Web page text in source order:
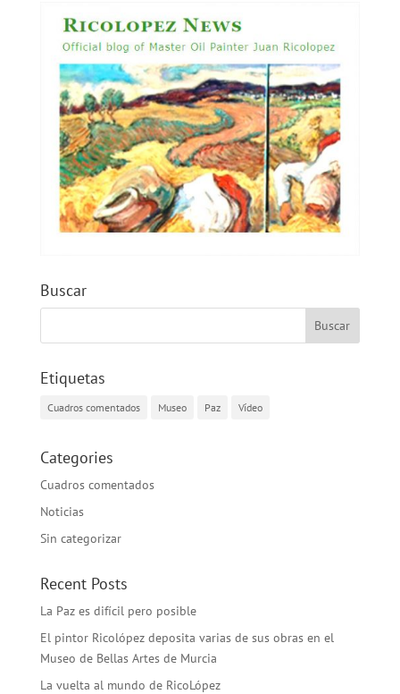
Buscar
Etiquetas
Cuadros comentados Museo Paz Vídeo
Categories
Cuadros comentados
Noticias
Sin categorizar
Recent Posts
La Paz es difícil pero posible
El pintor Ricolópez deposita varias de sus obras en el
Museo de Bellas Artes de Murcia
La vuelta al mundo de RicoLópez